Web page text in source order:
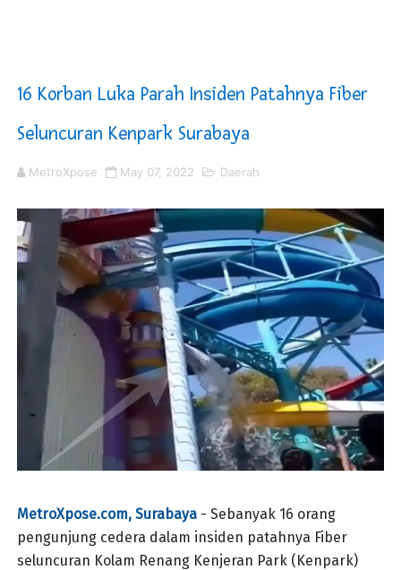
Kurve Kecamatan Medan Tembung Antisipasi Banjir
Optimalkan Efisiensi Anggaran, Bupati Taput JTP
PT ASDP Cabang Ambon Siap Dukung Program Bank
16 Korban Luka Parah Insiden Patahnya Fiber
Seluncuran Kenpark Surabaya
MetroXpose May 07, 2022 Daerah
MetroXpose.com, Surabaya- Sebanyak 16 orang
pengunjung cedera dalam insiden patahnya Fiber
seluncuran Kolam Renang Kenjeran Park (Kenpark)